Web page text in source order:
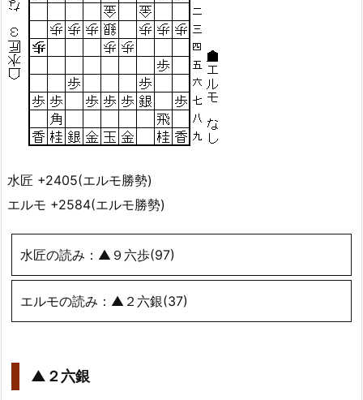
水匠 +2405(エルモ勝勢)
エルモ +2584(エルモ勝勢)
水匠の読み：▲９六歩(97)
エルモの読み：▲２六銀(37)
▲２六銀